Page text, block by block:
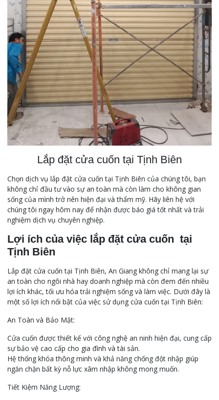
Lắp đặt cửa cuốn tại Tịnh Biên
Chọn dịch vụ lắp đặt cửa cuốn tại Tịnh Biên của chúng tôi, bạn
không chỉ đầu tư vào sự an toàn mà còn làm cho không gian
sống của mình trở nên hiện đại và thẩm mỹ. Hãy liên hệ với
chúng tôi ngay hôm nay để nhận được báo giá tốt nhất và trải
nghiệm dịch vụ chuyên nghiệp.
Lợi ích của việc lắp đặt cửa cuốn tại
Tịnh Biên
Lắp đặt cửa cuốn tại Tịnh Biên, An Giang không chỉ mang lại sự
an toàn cho ngôi nhà hay doanh nghiệp mà còn đem đến nhiều
lợi ích khác, tối ưu hóa trải nghiệm sống và làm việc. Dưới đây là
một số lợi ích nổi bật của việc sử dụng cửa cuốn tại Tịnh Biên:
An Toàn và Bảo Mật:
Cửa cuốn được thiết kế với công nghệ an ninh hiện đại, cung cấp
sự bảo vệ cao cấp cho gia đình và tài sản.
Hệ thống khóa thông minh và khả năng chống đột nhập giúp
ngăn chặn bất kỳ nỗ lực xâm nhập không mong muốn.
Tiết Kiệm Năng Lượng: